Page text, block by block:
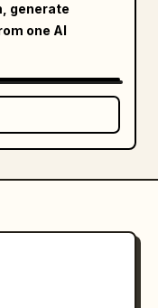
สาทเทพนิยายสีม่วง
บบเลเยอร์ที่สูงขึ้น
กลมขนาดเล็ก
อบรถฟักทองสีทองที่
ชุดเดรสสีแดง
ลุ่มก้อนกระดาษรูป
มืด","ผ้าลูกไม้รอง
นโต๊ะ"]},"style":
สุดโรแมนติกผสม
generate
one AI